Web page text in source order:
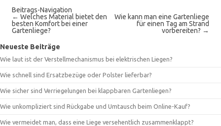
Beitrags-Navigation
← Welches Material bietet den
besten Komfort bei einer
Gartenliege?
Wie kann man eine Gartenliege
für einen Tag am Strand
vorbereiten? →
Neueste Beiträge
Wie laut ist der Verstellmechanismus bei elektrischen Liegen?
Wie schnell sind Ersatzbezüge oder Polster lieferbar?
Wie sicher sind Verriegelungen bei klappbaren Gartenliegen?
Wie unkompliziert sind Rückgabe und Umtausch beim Online-Kauf?
Wie vermeidet man, dass eine Liege versehentlich zusammenklappt?